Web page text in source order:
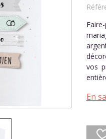
vos
En